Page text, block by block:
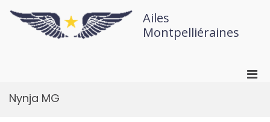
Ailes
Montpelliéraines
Nynja MG